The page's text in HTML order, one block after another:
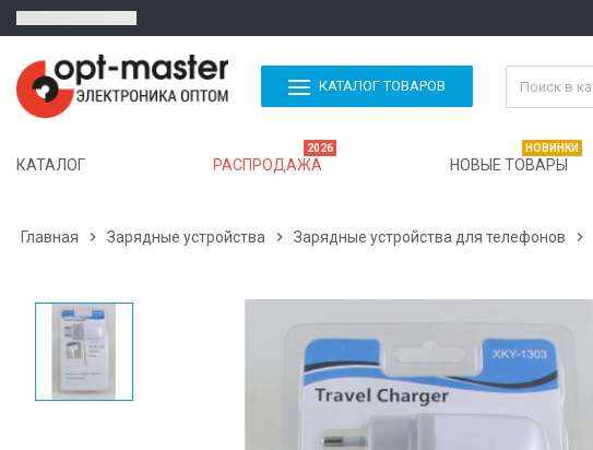
КАТАЛОГ ТОВАРОВ
КАТАЛОГ РАСПРОДАЖА
2026
НОВЫЕ ТОВАРЫ
НОВИНКИ
Главная  Зарядные устройства  Зарядные устройства для телефонов 